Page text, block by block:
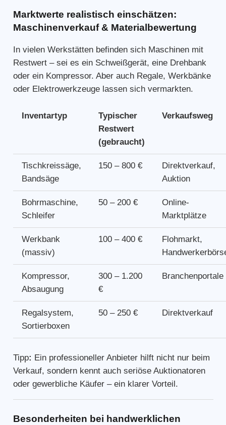
Marktwerte realistisch einschätzen:
Maschinenverkauf & Materialbewertung
In vielen Werkstätten befinden sich Maschinen mit
Restwert – sei es ein Schweißgerät, eine Drehbank
oder ein Kompressor. Aber auch Regale, Werkbänke
oder Elektrowerkzeuge lassen sich vermarkten.
Inventartyp
Typischer
Restwert
(gebraucht)
Verkaufsweg
Tischkreissäge,
Bandsäge
150 – 800 €
Direktverkauf,
Auktion
Bohrmaschine,
Schleifer
50 – 200 €
Online-
Marktplätze
Werkbank
(massiv)
100 – 400 €
Flohmarkt,
Kompressor,
Absaugung
300 – 1.200
€
Branchenportale
Regalsystem,
Sortierboxen
50 – 250 € Direktverkauf
Tipp: Ein professioneller Anbieter hilft nicht nur beim
Verkauf, sondern kennt auch seriöse Auktionatoren
oder gewerbliche Käufer – ein klarer Vorteil.
Besonderheiten bei handwerklichen